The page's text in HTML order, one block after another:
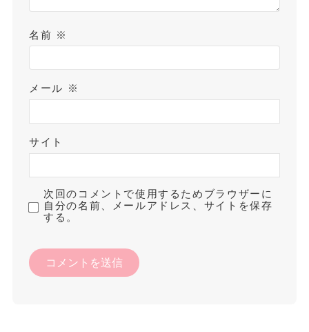
名前 ※
メール ※
サイト
次回のコメントで使用するためブラウザーに
自分の名前、メールアドレス、サイトを保存
する。